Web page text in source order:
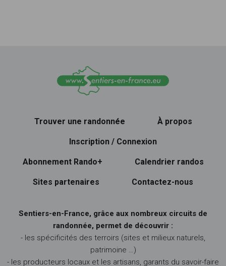
Trouver une randonnée À propos
Inscription / Connexion
Abonnement Rando+ Calendrier randos
Sites partenaires Contactez-nous
Sentiers-en-France, grâce aux nombreux circuits de
randonnée, permet de découvrir :
- les spécificités des terroirs (sites et milieux naturels,
patrimoine …)
- les producteurs locaux et les artisans, garants du savoir-faire